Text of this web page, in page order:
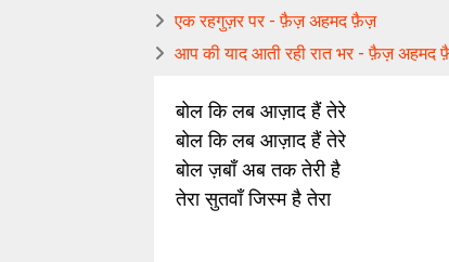
एक रहगुज़र पर - फ़ैज़ अहमद फ़ैज़
आप की याद आती रही रात भर - फ़ैज़ अहमद
बोल कि लब आज़ाद हैं तेरे
बोल कि लब आज़ाद हैं तेरे
बोल ज़बाँ अब तक तेरी है
तेरा सुतवाँ जिस्म है तेरा